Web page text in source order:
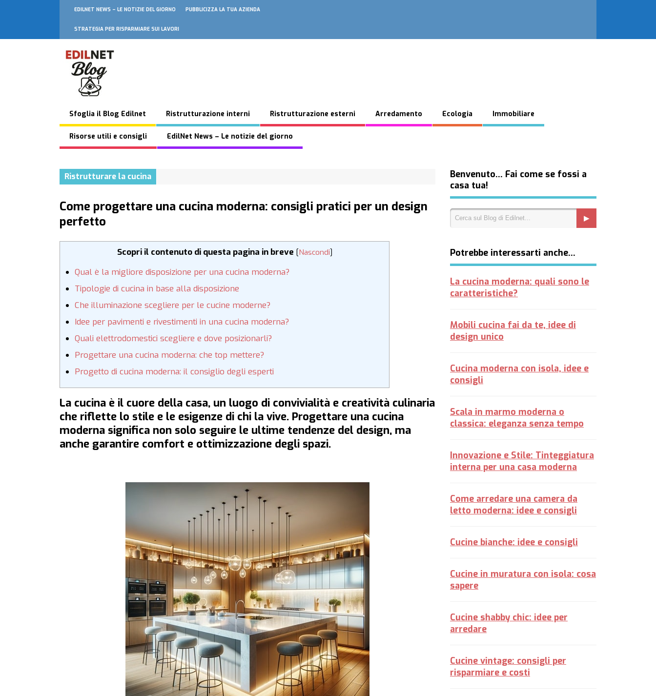
EDILNET NEWS – LE NOTIZIE DEL GIORNO PUBBLICIZZA LA TUA AZIENDA
STRATEGIA PER RISPARMIARE SUI LAVORI
Sfoglia il Blog Edilnet Ristrutturazione interni Ristrutturazione esterni Arredamento Ecologia Immobiliare
Risorse utili e consigli EdilNet News – Le notizie del giorno
Ristrutturare la cucina
Come progettare una cucina moderna: consigli pratici per un design
perfetto
Scopri il contenuto di questa pagina in breve [Nascondi]
Qual è la migliore disposizione per una cucina moderna?
Tipologie di cucina in base alla disposizione
Che illuminazione scegliere per le cucine moderne?
Idee per pavimenti e rivestimenti in una cucina moderna?
Quali elettrodomestici scegliere e dove posizionarli?
Progettare una cucina moderna: che top mettere?
Progetto di cucina moderna: il consiglio degli esperti
La cucina è il cuore della casa, un luogo di convivialità e creatività culinaria
che riflette lo stile e le esigenze di chi la vive. Progettare una cucina
moderna significa non solo seguire le ultime tendenze del design, ma
anche garantire comfort e ottimizzazione degli spazi.
Benvenuto… Fai come se fossi a
casa tua!
Potrebbe interessarti anche…
La cucina moderna: quali sono le
caratteristiche?
Mobili cucina fai da te, idee di
design unico
Cucina moderna con isola, idee e
consigli
Scala in marmo moderna o
classica: eleganza senza tempo
Innovazione e Stile: Tinteggiatura
interna per una casa moderna
Come arredare una camera da
letto moderna: idee e consigli
Cucine bianche: idee e consigli
Cucine in muratura con isola: cosa
sapere
Cucine shabby chic: idee per
arredare
Cucine vintage: consigli per
risparmiare e costi